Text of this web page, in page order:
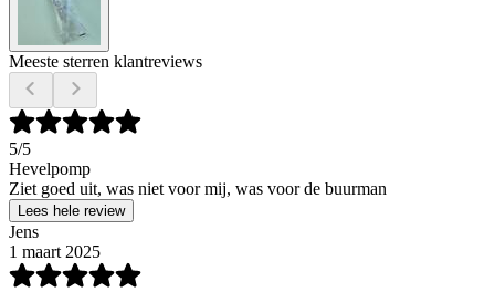
Meeste sterren klantreviews
5/5
Hevelpomp
Ziet goed uit, was niet voor mij, was voor de buurman
Lees hele review
Jens
1 maart 2025